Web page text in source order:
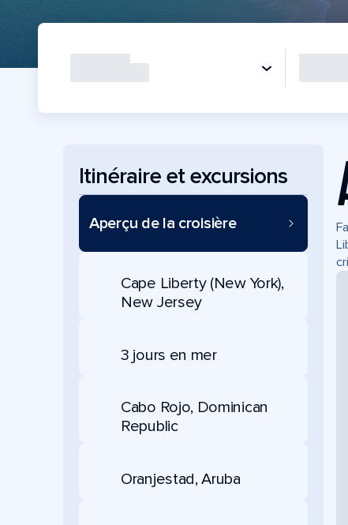
Itinéraire et excursions
Aperçu de la croisière
Cape Liberty (New York),
New Jersey
3 jours en mer
Cabo Rojo, Dominican
Republic
Oranjestad, Aruba